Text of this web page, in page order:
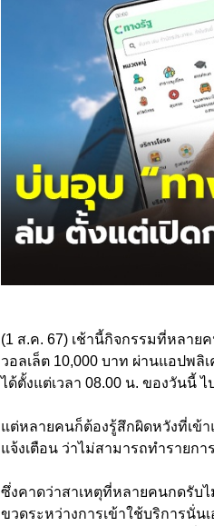
(1 ส.ค. 67) เช้านี้กิจกรรมที่หลาย
วอลเล็ต 10,000 บาท ผ่านแอปพ
ได้ตั้งแต่เวลา 08.00 น. ของวันนี้
แต่หลายคนก็ต้องรู้สึกผิดหวังที่เข้
แจ้งเตือน ว่าไม่สามารถทำรายก
ซึ่งคาดว่าสาเหตุที่หลายคนกดรับไ
ขวดระหว่างการเข้าใช้บริการนั่